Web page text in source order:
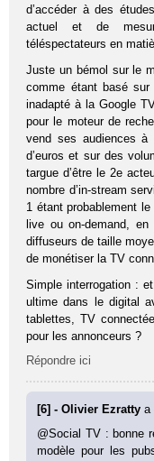
d’accéder à des
actuel et de
téléspectateurs en
Juste un bémol sur le
comme étant basé
inadapté à la Google
pour le moteur de
vend ses audiences à
d’euros et sur des
targue d’être le 2e
nombre d’in-stream
1 étant probablement
live ou on-demand,
diffuseurs de taille
de monétiser la TV
Simple interrogation :
ultime dans le digital
tablettes, TV
pour les annonceurs ?
Répondre ici
[6] - Olivier Ezrattya
@Social TV : bonne
modèle pour les